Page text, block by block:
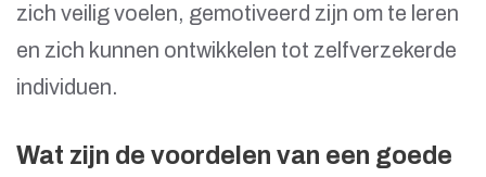
zich veilig voelen, gemotiveerd zijn om te leren
en zich kunnen ontwikkelen tot zelfverzekerde
individuen.
Wat zijn de voordelen van een goede